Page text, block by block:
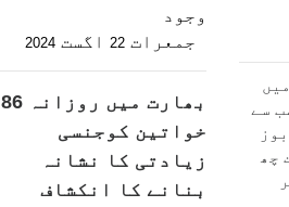
وجود
جمعرات 22 اگست 2024
بھارت میں روزانہ 86
خواتین کوجنسی
زیادتی کا نشانہ
بنانے کا انکشاف